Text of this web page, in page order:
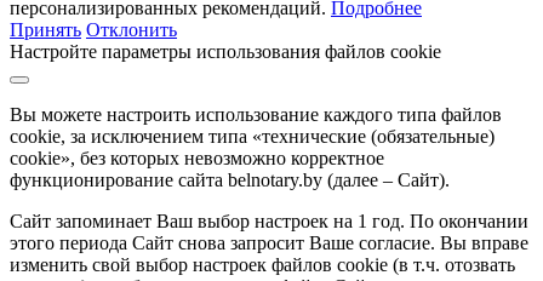
персонализированных рекомендаций. Подробнее
Принять Отклонить
Настройте параметры использования файлов cookie
Вы можете настроить использование каждого типа файлов
cookie, за исключением типа «технические (обязательные)
cookie», без которых невозможно корректное
функционирование сайта belnotary.by (далее – Сайт).
Сайт запоминает Ваш выбор настроек на 1 год. По окончании
этого периода Сайт снова запросит Ваше согласие. Вы вправе
изменить свой выбор настроек файлов cookie (в т.ч. отозвать